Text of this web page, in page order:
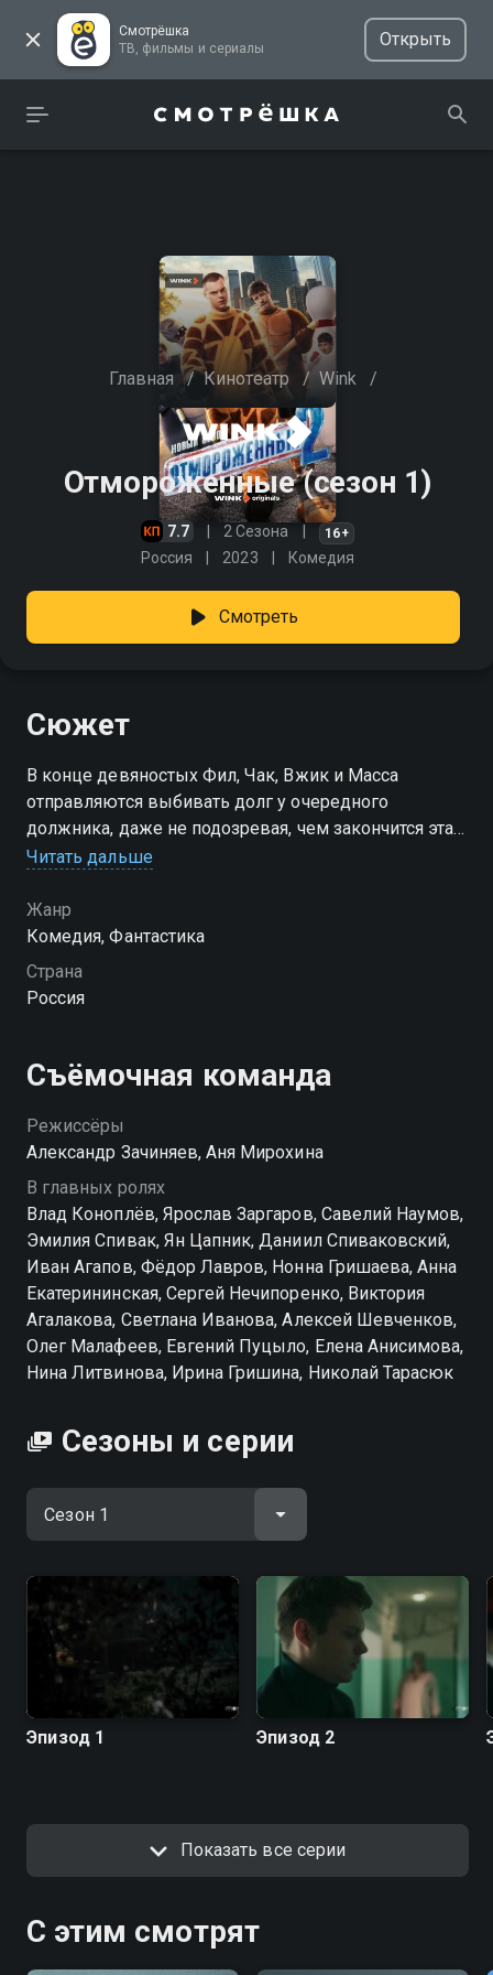
Смотрёшка
ТВ, фильмы и сериалы
Открыть
Главная / Кинотеатр / Wink /
Отмороженные (сезон 1)
7.7 2 Сезона 16+
Россия 2023 Комедия
Смотреть
Сюжет
В конце девяностых Фил, Чак, Вжик и Масса
отправляются выбивать долг у очередного
должника, даже не подозревая, чем закончится эта
поездка. Вместо привычной разборки всё
оказываются заперты в криокамере и приходят в
себя уже спустя много лет, в 2022 году. Оказавшись
в новой Москве, они с трудом узнают город и
совсем не понимают правила современной жизни.
бесполезен. Но сильнее всего бьёт не это, а встреча
с людьми, которых они когда-то оставили. Родные
стали старше, отношения разрушились, а время уже
не вернуть назад. Теперь им приходится заново
и вспоминать о человеке, который однажды
отправил их в эту ловушку. Смотреть сериал
«Отмороженные» онлайн в хорошем качестве вы
можете в подписке WINK в Смотрёшке.
Посмотреть онлайн 1 сезон сериала Отмороженные
вы можете совершенно бесплатно в хорошем HD
качестве на Смотрёшке
Читать дальше
Жанр
Комедия, Фантастика
Страна
Россия
Съёмочная команда
Режиссёры
Александр Зачиняев, Аня Мирохина
В главных ролях
Влад Коноплёв, Ярослав Заргаров, Савелий Наумов,
Эмилия Спивак, Ян Цапник, Даниил Спиваковский,
Иван Агапов, Фёдор Лавров, Нонна Гришаева, Анна
Екатерининская, Сергей Нечипоренко, Виктория
Агалакова, Светлана Иванова, Алексей Шевченков,
Олег Малафеев, Евгений Пуцыло, Елена Анисимова,
Нина Литвинова, Ирина Гришина, Николай Тарасюк
Сезоны и серии
Эпизод 1 Эпизод 2
Показать все серии
С этим смотрят